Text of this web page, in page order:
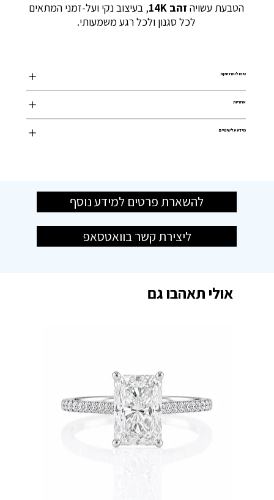
הטבעת עשויה זהב 14K
, בעיצוב נקי ועל-זמני המתאים
לכל סגנון ולכל רגע משמעותי.
טיפול ותחזוקה
אחריות
מידע על שינויים
להשארת פרטים למידע נוסף
ליצירת קשר בוואטסאפ
אולי תאהבו גם